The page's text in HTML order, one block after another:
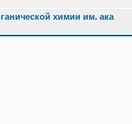
химии им. ака